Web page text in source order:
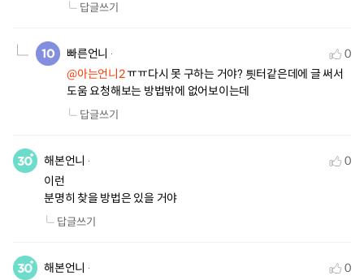
답글쓰기
빠른언니
0
@아는언니2 ㅠㅠ다시 못 구하는 거야? 틧터같은데에 글 써서
도움 요청해보는 방법밖에 없어보이는데
답글쓰기
해본언니
0
이런
분명히 찾을 방법은 있을 거야
답글쓰기
해본언니
0